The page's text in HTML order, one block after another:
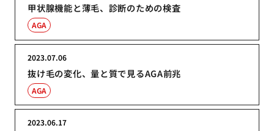
甲状腺機能と薄毛、診断のための検査
AGA
抜け毛の変化、量と質で見るAGA前兆
2023.07.06
AGA
2023.06.17